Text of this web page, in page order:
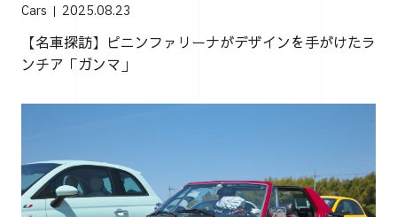
Cars 2025.08.23
【名車探訪】ピニンファリーナがデザインを手がけたラ
ンチア「ガンマ」